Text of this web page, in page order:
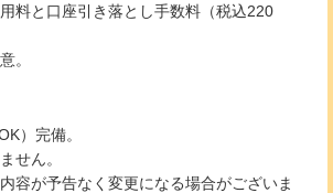
料と口座引き落とし手数料（税込220
。
）完備。
せん。
容が予告なく変更になる場合がございま